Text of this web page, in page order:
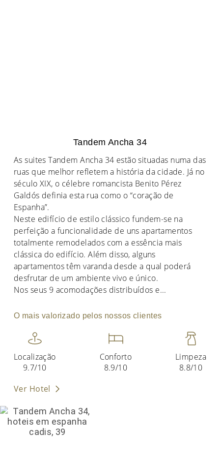
Tandem Ancha 34
As suites Tandem Ancha 34 estão situadas numa das
ruas que melhor refletem a história da cidade. Já no
século XIX, o célebre romancista Benito Pérez
Galdós definia esta rua como o “coração de
Espanha”.
Neste edifício de estilo clássico fundem-se na
perfeição a funcionalidade de uns apartamentos
totalmente remodelados com a essência mais
clássica do edifício. Além disso, alguns
apartamentos têm varanda desde a qual poderá
desfrutar de um ambiente vivo e único.
Nos seus 9 acomodações distribuídos e...
O mais valorizado pelos nossos clientes
Localização
9.7/10
Conforto
8.9/10
Limpeza
8.8/10
Ver Hotel